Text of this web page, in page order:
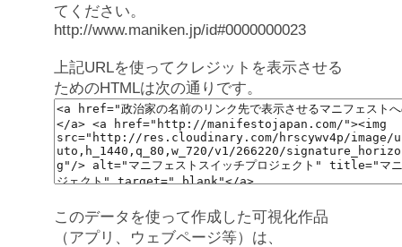
てください。
http://www.maniken.jp/id#0000000023
上記URLを使ってクレジットを表示させる
ためのHTMLは次の通りです。
このデータを使って作成した可視化作品
（アプリ、ウェブページ等）は、